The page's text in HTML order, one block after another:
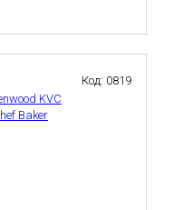
Код: 0819